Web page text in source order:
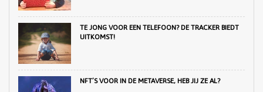
TE JONG VOOR EEN TELEFOON? DE TRACKER BIEDT
UITKOMST!
NFT’S VOOR IN DE METAVERSE, HEB JIJ ZE AL?